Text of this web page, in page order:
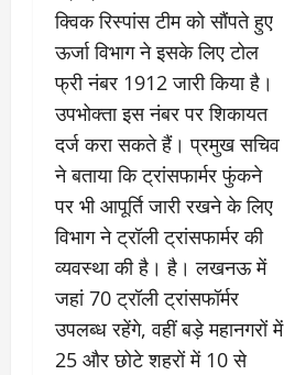
क्विक रिस्पांस टीम को सौंपते हुए
ऊर्जा विभाग ने इसके लिए टोल
फ्री नंबर 1912 जारी किया है।
उपभोक्ता इस नंबर पर शिकायत
दर्ज करा सकते हैं। प्रमुख सचिव
ने बताया कि ट्रांसफार्मर फुंकने
पर भी आपूर्ति जारी रखने के लिए
विभाग ने ट्रॉली ट्रांसफार्मर की
व्यवस्था की है। है। लखनऊ में
जहां 70 ट्रॉली ट्रांसफॉर्मर
उपलब्ध रहेंगे, वहीं बड़े महानगरों में
25 और छोटे शहरों में 10 से